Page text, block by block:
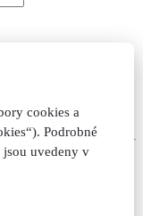
cookies a
Podrobné
uvedeny v